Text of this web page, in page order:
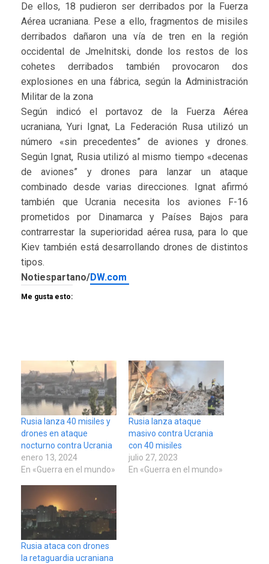
De ellos, 18 pudieron ser derribados por la Fuerza
Aérea ucraniana. Pese a ello, fragmentos de misiles
derribados dañaron una vía de tren en la región
occidental de Jmelnitski, donde los restos de los
cohetes derribados también provocaron dos
explosiones en una fábrica, según la Administración
Militar de la zona
Según indicó el portavoz de la Fuerza Aérea
ucraniana, Yuri Ignat, La Federación Rusa utilizó un
número «sin precedentes” de aviones y drones.
Según Ignat, Rusia utilizó al mismo tiempo «decenas
de aviones” y drones para lanzar un ataque
combinado desde varias direcciones. Ignat afirmó
también que Ucrania necesita los aviones F-16
prometidos por Dinamarca y Países Bajos para
contrarrestar la superioridad aérea rusa, para lo que
Kiev también está desarrollando drones de distintos
tipos.
Notiespartano/DW.com
Me gusta esto:
Rusia lanza 40 misiles y
drones en ataque
nocturno contra Ucrania
enero 13, 2024
En «Guerra en el mundo»
Rusia lanza ataque
masivo contra Ucrania
con 40 misiles
julio 27, 2023
En «Guerra en el mundo»
Rusia ataca con drones
la retaguardia ucraniana